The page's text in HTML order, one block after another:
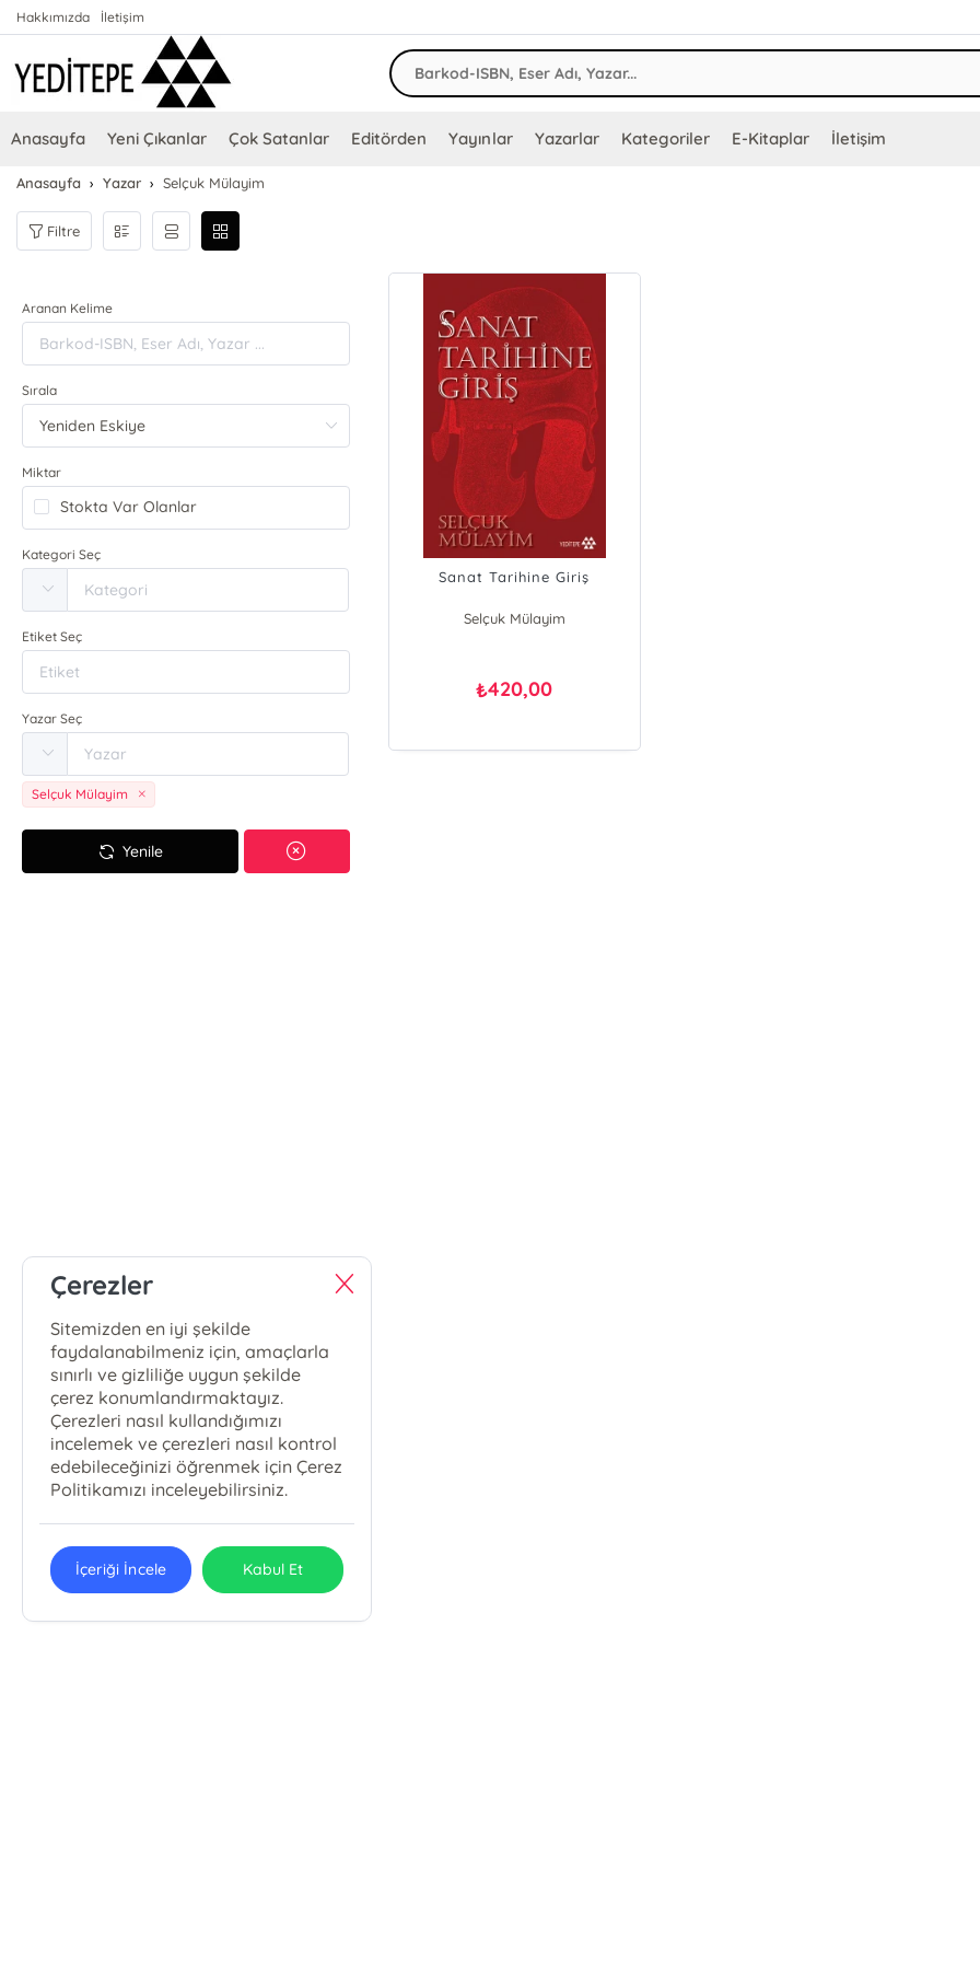
Hakkımızda İletişim
Anasayfa Yeni Çıkanlar Çok Satanlar Editörden Yayınlar Yazarlar Kategoriler E-Kitaplar İletişim
Anasayfa Yazar Selçuk Mülayim
Filtre
Aranan Kelime
Sırala
Miktar
Stokta Var Olanlar
Kategori Seç
Etiket Seç
Yazar Seç
Selçuk Mülayim
Yenile
Sanat Tarihine Giriş
Selçuk Mülayim
₺420,00
Çerezler
Sitemizden en iyi şekilde
faydalanabilmeniz için, amaçlarla
sınırlı ve gizliliğe uygun şekilde
çerez konumlandırmaktayız.
Çerezleri nasıl kullandığımızı
incelemek ve çerezleri nasıl kontrol
edebileceğinizi öğrenmek için Çerez
Politikamızı inceleyebilirsiniz.
İçeriği İncele Kabul Et